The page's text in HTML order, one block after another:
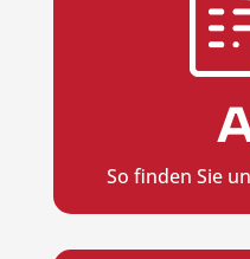
So finden Sie